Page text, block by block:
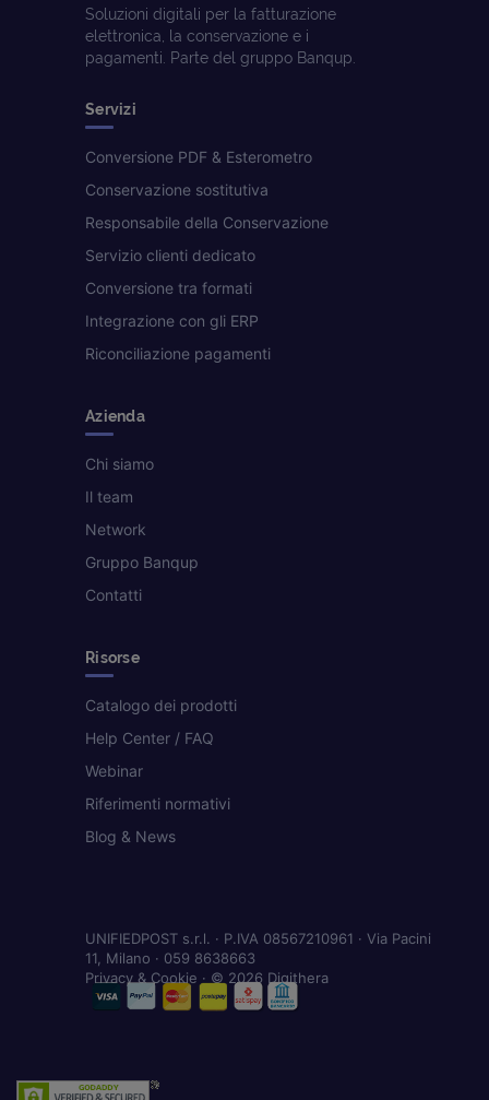
Soluzioni digitali per la fatturazione
elettronica, la conservazione e i
pagamenti. Parte del gruppo Banqup.
Servizi
Conversione PDF & Esterometro
Conservazione sostitutiva
Responsabile della Conservazione
Servizio clienti dedicato
Conversione tra formati
Integrazione con gli ERP
Riconciliazione pagamenti
Azienda
Chi siamo
Il team
Network
Gruppo Banqup
Contatti
Risorse
Catalogo dei prodotti
Help Center / FAQ
Webinar
Riferimenti normativi
Blog & News
UNIFIEDPOST s.r.l. · P.IVA 08567210961 · Via Pacini
11, Milano · 059 8638663
Privacy & Cookie · © 2026 Digithera